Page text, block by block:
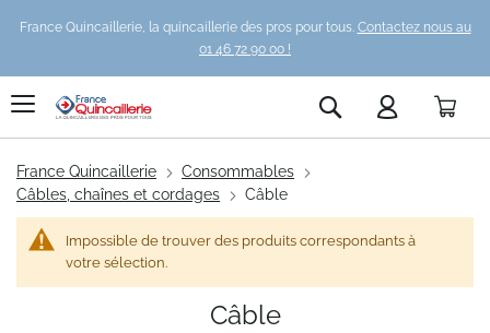
France Quincaillerie, la quincaillerie des pros pour tous. Contactez nous au
01 46 72 90 00 !
Rechercher
France Quincaillerie
Consommables
Câbles, chaînes et cordages
Câble
Câble
Impossible de trouver des produits correspondants à
votre sélection.